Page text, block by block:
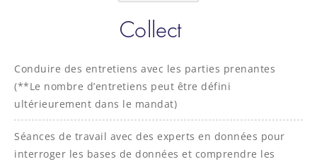
Conduire des entretiens avec les parties prenantes
(**Le nombre d’entretiens peut être défini
ultérieurement dans le mandat)
Séances de travail avec des experts en données pour
interroger les bases de données et comprendre les